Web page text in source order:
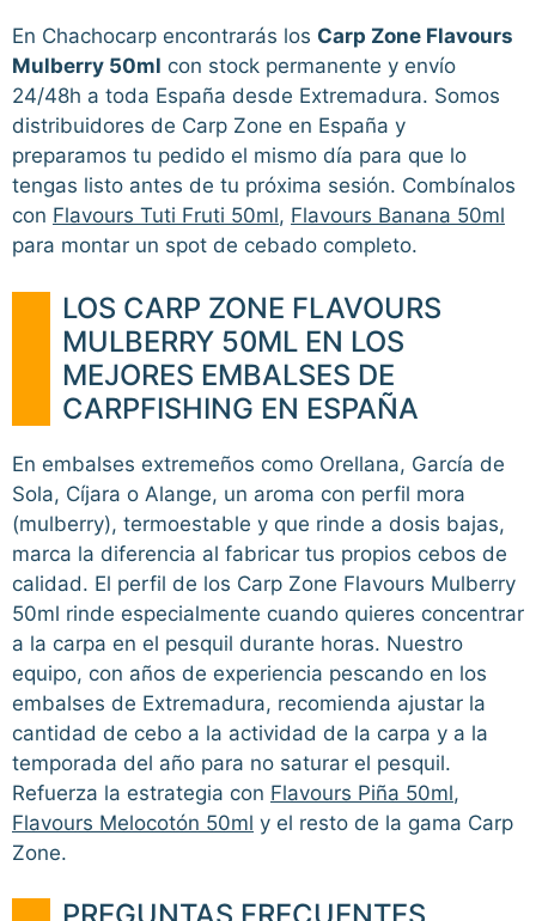
En Chachocarp encontrarás los Carp Zone Flavours
Mulberry 50ml con stock permanente y envío
24/48h a toda España desde Extremadura. Somos
distribuidores de Carp Zone en España y
preparamos tu pedido el mismo día para que lo
tengas listo antes de tu próxima sesión. Combínalos
con Flavours Tuti Fruti 50ml, Flavours Banana 50ml
para montar un spot de cebado completo.
LOS CARP ZONE FLAVOURS
MULBERRY 50ML EN LOS
MEJORES EMBALSES DE
CARPFISHING EN ESPAÑA
En embalses extremeños como Orellana, García de
Sola, Cíjara o Alange, un aroma con perfil mora
(mulberry), termoestable y que rinde a dosis bajas,
marca la diferencia al fabricar tus propios cebos de
calidad. El perfil de los Carp Zone Flavours Mulberry
50ml rinde especialmente cuando quieres concentrar
a la carpa en el pesquil durante horas. Nuestro
equipo, con años de experiencia pescando en los
embalses de Extremadura, recomienda ajustar la
cantidad de cebo a la actividad de la carpa y a la
temporada del año para no saturar el pesquil.
Refuerza la estrategia con Flavours Piña 50ml,
Flavours Melocotón 50ml y el resto de la gama Carp
Zone.